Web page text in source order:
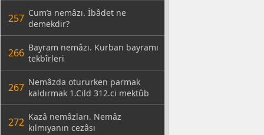
257 Cum’a nemâzı. İbâdet ne
demekdir?
266 Bayram nemâzı. Kurban bayramı
tekbîrleri
267 Nemâzda otururken parmak
kaldırmak 1.Cild 312.ci mektûb
272 Kazâ nemâzları. Nemâz
kılmıyanın cezâsı